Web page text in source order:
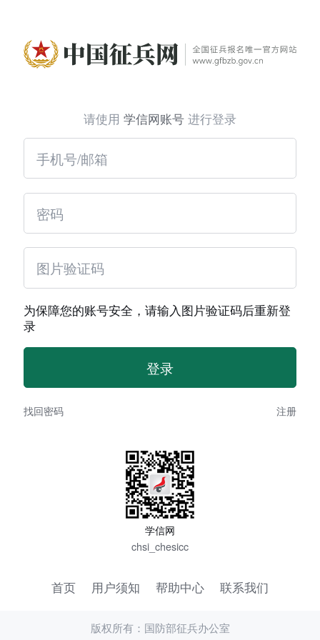
请使用 学信网账号 进行登录
为保障您的账号安全，请输入图片验证码后重新登
录
找回密码 注册
学信网
chsi_chesicc
首页 用户须知 帮助中心 联系我们
版权所有：国防部征兵办公室